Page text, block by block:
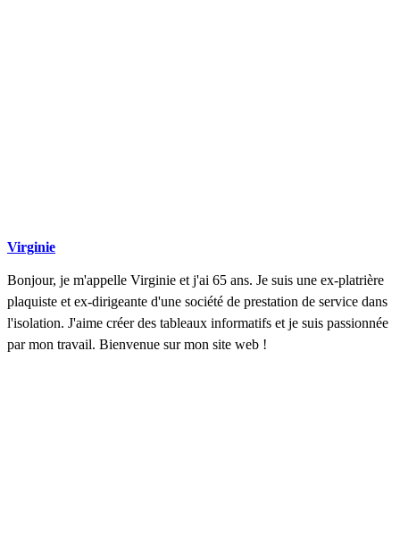
Virginie
Bonjour, je m'appelle Virginie et j'ai 65 ans. Je suis une ex-platrière
plaquiste et ex-dirigeante d'une société de prestation de service dans
l'isolation. J'aime créer des tableaux informatifs et je suis passionnée
par mon travail. Bienvenue sur mon site web !